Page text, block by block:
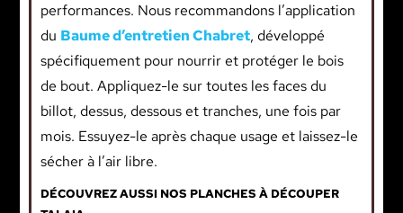
performances. Nous recommandons l’application
du Baume d’entretien Chabret, développé
spécifiquement pour nourrir et protéger le bois
de bout. Appliquez-le sur toutes les faces du
billot, dessus, dessous et tranches, une fois par
mois. Essuyez-le après chaque usage et laissez-le
sécher à l’air libre.
DÉCOUVREZ AUSSI NOS PLANCHES À DÉCOUPER